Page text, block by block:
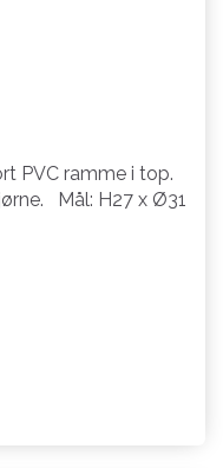
PVC ramme i top.
Mål: H27 x Ø31